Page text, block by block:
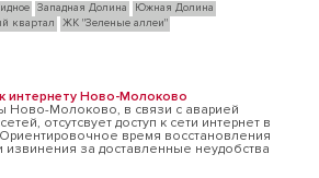
Западная Долина
Южная Долина
квартал ЖК "Зеленые аллеи"
интернету Ново-Молоково
Молоково, в связи с аварией
отсутсвует доступ к сети интернет в
время восстановления
за доставленные неудобства